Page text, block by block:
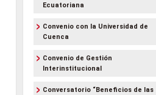
Ecuatoriana
Convenio con la Universidad de
Cuenca
Convenio de Gestión
Interinstitucional
Conversatorio “Beneficios de las